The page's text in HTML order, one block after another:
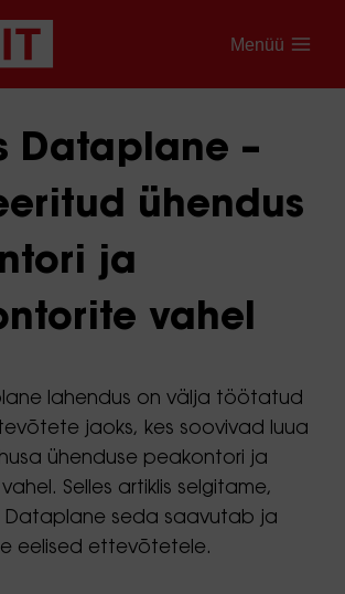
Menüü
Dataplane –
ühendus
ja
vahel
lahendus on välja töötatud
jaoks, kes soovivad luua
ühenduse peakontori ja
Selles artiklis selgitame,
Dataplane seda saavutab ja
eelised ettevõtetele.